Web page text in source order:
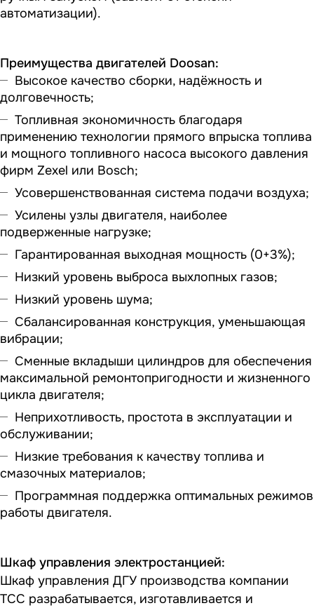
автоматизации).
Преимущества двигателей Doosan:
Высокое качество сборки, надёжность и
долговечность;
Топливная экономичность благодаря
применению технологии прямого впрыска топлива
и мощного топливного насоса высокого давления
фирм Zexel или Bosch;
Усовершенствованная система подачи воздуха;
Усилены узлы двигателя, наиболее
подверженные нагрузке;
Гарантированная выходная мощность (0+3%);
Низкий уровень выброса выхлопных газов;
Низкий уровень шума;
Сбалансированная конструкция, уменьшающая
вибрации;
Сменные вкладыши цилиндров для обеспечения
максимальной ремонтопригодности и жизненного
цикла двигателя;
Неприхотливость, простота в эксплуатации и
обслуживании;
Низкие требования к качеству топлива и
смазочных материалов;
Программная поддержка оптимальных режимов
работы двигателя.
Шкаф управления электростанцией:
Шкаф управления ДГУ производства компании
ТСС разрабатывается, изготавливается и